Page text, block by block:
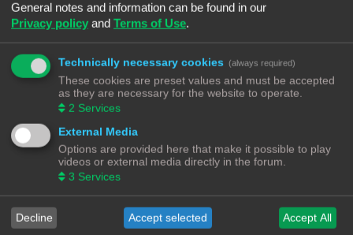
Forumoverzicht Contact
! - 3dprintforum.eu
Alle Rechten Voorbehouden
Powered byphpBB® Forum Software © phpBB Limited
Nederlandse vertaling door
General notes and information can be found in our
Privacy policy and Terms of Use.
Technically necessary cookies (always required)
These cookies are preset values and must be accepted
as they are necessary for the website to operate.
2 Services
External Media
Options are provided here that make it possible to play
videos or external media directly in the forum.
3 Services
Decline Accept selected Accept All